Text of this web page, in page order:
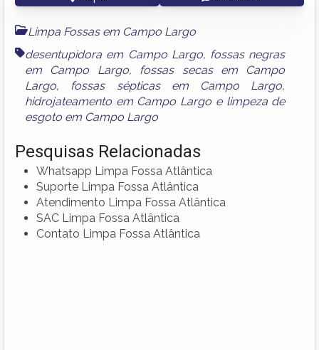
Limpa Fossas em Campo Largo
desentupidora em Campo Largo, fossas negras
em Campo Largo, fossas secas em Campo
Largo, fossas sépticas em Campo Largo,
hidrojateamento em Campo Largo e limpeza de
esgoto em Campo Largo
Pesquisas Relacionadas
Whatsapp Limpa Fossa Atlântica
Suporte Limpa Fossa Atlântica
Atendimento Limpa Fossa Atlântica
SAC Limpa Fossa Atlântica
Contato Limpa Fossa Atlântica